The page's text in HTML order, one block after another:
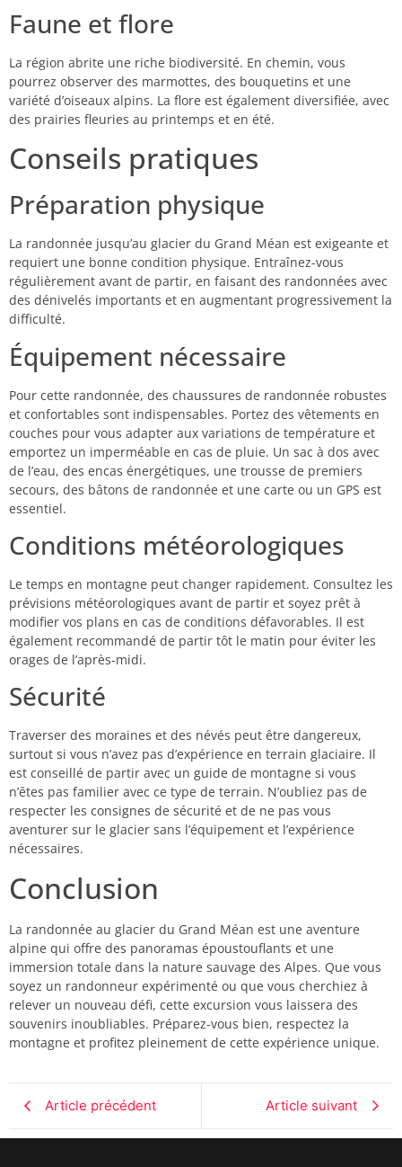
Faune et flore
La région abrite une riche biodiversité. En chemin, vous
pourrez observer des marmottes, des bouquetins et une
variété d’oiseaux alpins. La flore est également diversifiée, avec
des prairies fleuries au printemps et en été.
Conseils pratiques
Préparation physique
La randonnée jusqu’au glacier du Grand Méan est exigeante et
requiert une bonne condition physique. Entraînez-vous
régulièrement avant de partir, en faisant des randonnées avec
des dénivelés importants et en augmentant progressivement la
difficulté.
Équipement nécessaire
Pour cette randonnée, des chaussures de randonnée robustes
et confortables sont indispensables. Portez des vêtements en
couches pour vous adapter aux variations de température et
emportez un imperméable en cas de pluie. Un sac à dos avec
de l’eau, des encas énergétiques, une trousse de premiers
secours, des bâtons de randonnée et une carte ou un GPS est
essentiel.
Conditions météorologiques
Le temps en montagne peut changer rapidement. Consultez les
prévisions météorologiques avant de partir et soyez prêt à
modifier vos plans en cas de conditions défavorables. Il est
également recommandé de partir tôt le matin pour éviter les
orages de l’après-midi.
Sécurité
Traverser des moraines et des névés peut être dangereux,
surtout si vous n’avez pas d’expérience en terrain glaciaire. Il
est conseillé de partir avec un guide de montagne si vous
n’êtes pas familier avec ce type de terrain. N’oubliez pas de
respecter les consignes de sécurité et de ne pas vous
aventurer sur le glacier sans l’équipement et l’expérience
nécessaires.
Conclusion
La randonnée au glacier du Grand Méan est une aventure
alpine qui offre des panoramas époustouflants et une
immersion totale dans la nature sauvage des Alpes. Que vous
soyez un randonneur expérimenté ou que vous cherchiez à
relever un nouveau défi, cette excursion vous laissera des
souvenirs inoubliables. Préparez-vous bien, respectez la
montagne et profitez pleinement de cette expérience unique.
Article précédent Article suivant